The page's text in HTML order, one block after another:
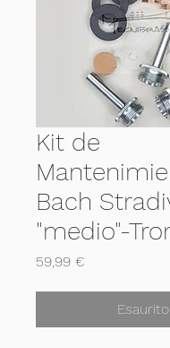
Kit de
Bach
"medio"-
59,99 €
Esaurito